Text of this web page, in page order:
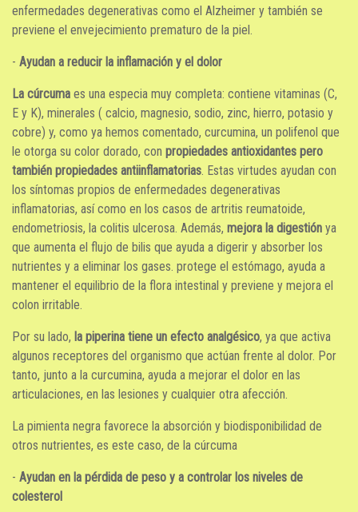
enfermedades degenerativas como el Alzheimer y también se
previene el envejecimiento prematuro de la piel.
- Ayudan a reducir la inflamación y el dolor
La cúrcuma es una especia muy completa: contiene vitaminas (C,
E y K), minerales ( calcio, magnesio, sodio, zinc, hierro, potasio y
cobre) y, como ya hemos comentado, curcumina, un polifenol que
le otorga su color dorado, con propiedades antioxidantes pero
también propiedades antiinflamatorias. Estas virtudes ayudan con
los síntomas propios de enfermedades degenerativas
inflamatorias, así como en los casos de artritis reumatoide,
endometriosis, la colitis ulcerosa. Además, mejora la digestión ya
que aumenta el flujo de bilis que ayuda a digerir y absorber los
nutrientes y a eliminar los gases. protege el estómago, ayuda a
mantener el equilibrio de la flora intestinal y previene y mejora el
colon irritable.
Por su lado, la piperina tiene un efecto analgésico, ya que activa
algunos receptores del organismo que actúan frente al dolor. Por
tanto, junto a la curcumina, ayuda a mejorar el dolor en las
articulaciones, en las lesiones y cualquier otra afección.
La pimienta negra favorece la absorción y biodisponibilidad de
otros nutrientes, es este caso, de la cúrcuma
- Ayudan en la pérdida de peso y a controlar los niveles de
colesterol